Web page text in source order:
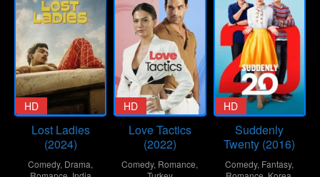
HD
Lost Ladies
(2024)
Comedy, Drama,
HD
Love Tactics
(2022)
Comedy, Romance,
HD
Suddenly
Twenty (2016)
Comedy, Fantasy,